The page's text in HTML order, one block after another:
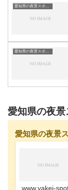
愛知県の夜景スポット一覧
愛知県の夜景スポット一覧
愛知県の夜
愛知県の夜景
www.yakei-